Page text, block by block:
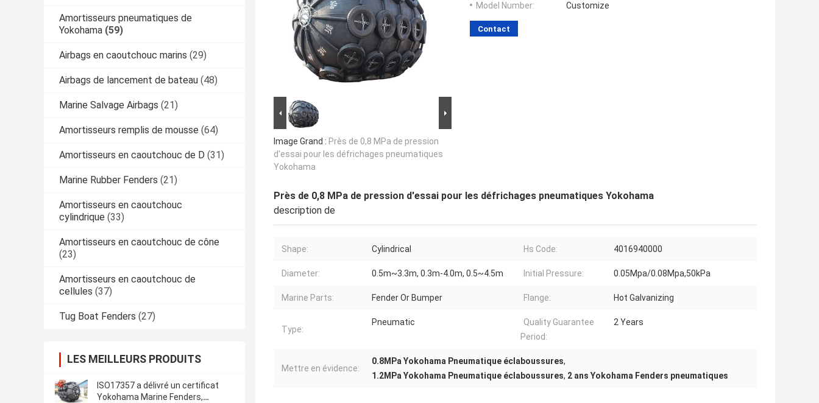
Amortisseurs pneumatiques de
Yokohama (59)
Airbags en caoutchouc marins (29)
Airbags de lancement de bateau (48)
Marine Salvage Airbags (21)
Amortisseurs remplis de mousse (64)
Amortisseurs en caoutchouc de D (31)
Marine Rubber Fenders (21)
Amortisseurs en caoutchouc
cylindrique (33)
Amortisseurs en caoutchouc de cône
(23)
Amortisseurs en caoutchouc de
cellules (37)
Tug Boat Fenders (27)
LES MEILLEURS PRODUITS
ISO17357 a délivré un certificat
Yokohama Marine Fenders,
Image Grand : Près de 0,8 MPa de pression
d'essai pour les défrichages pneumatiques
Yokohama
Model Number:
Customize
Contact
Près de 0,8 MPa de pression d'essai pour les défrichages pneumatiques Yokohama
description de
Shape: Cylindrical Hs Code: 4016940000
Diameter: 0.5m~3.3m, 0.3m-4.0m, 0.5~4.5m Initial Pressure: 0.05Mpa/0.08Mpa,50kPa
Marine Parts: Fender Or Bumper Flange: Hot Galvanizing
Type:
Pneumatic
Quality Guarantee
Period:
2 Years
Mettre en évidence:
0.8MPa Yokohama Pneumatique éclaboussures,
1.2MPa Yokohama Pneumatique éclaboussures, 2 ans Yokohama Fenders pneumatiques